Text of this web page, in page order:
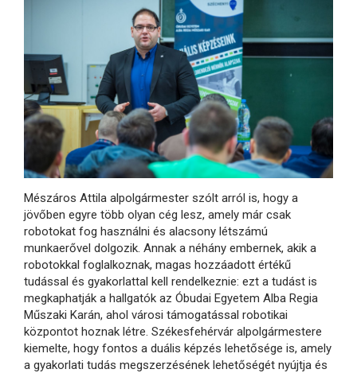
Mészáros Attila alpolgármester szólt arról is, hogy a
jövőben egyre több olyan cég lesz, amely már csak
robotokat fog használni és alacsony létszámú
munkaerővel dolgozik. Annak a néhány embernek, akik a
robotokkal foglalkoznak, magas hozzáadott értékű
tudással és gyakorlattal kell rendelkeznie: ezt a tudást is
megkaphatják a hallgatók az Óbudai Egyetem Alba Regia
Műszaki Karán, ahol városi támogatással robotikai
központot hoznak létre. Székesfehérvár alpolgármestere
kiemelte, hogy fontos a duális képzés lehetősége is, amely
a gyakorlati tudás megszerzésének lehetőségét nyújtja és